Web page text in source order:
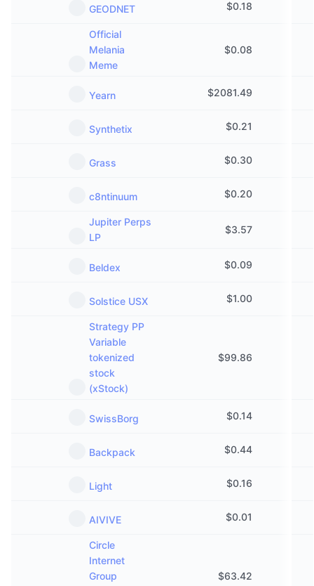
GEODNET $0.18
Official
Melania
Meme
$0.08
Yearn $2081.49
Synthetix $0.21
Grass $0.30
c8ntinuum $0.20
Jupiter Perps
LP
$3.57
Beldex $0.09
Solstice USX $1.00
Strategy PP
Variable
tokenized
stock
(xStock)
$99.86
SwissBorg $0.14
Backpack $0.44
Light $0.16
AIVIVE $0.01
Circle
Internet
Group
$63.42